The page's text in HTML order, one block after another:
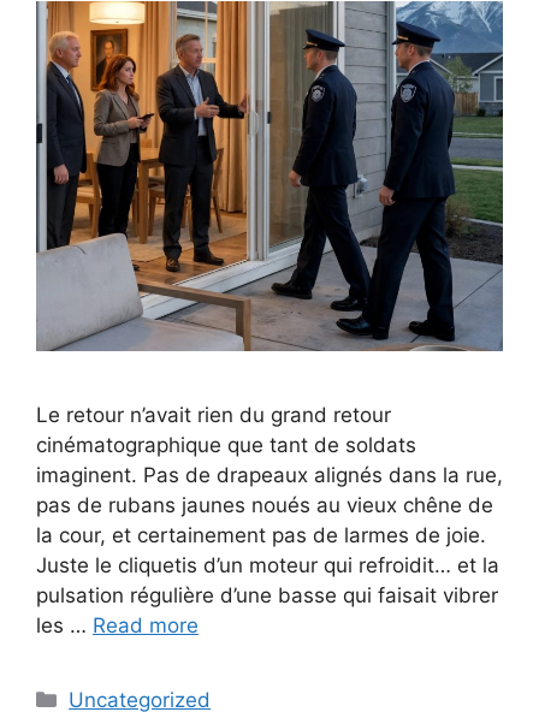
Le retour n’avait rien du grand retour
cinématographique que tant de soldats
imaginent. Pas de drapeaux alignés dans la rue,
pas de rubans jaunes noués au vieux chêne de
la cour, et certainement pas de larmes de joie.
Juste le cliquetis d’un moteur qui refroidit… et la
pulsation régulière d’une basse qui faisait vibrer
les … Read more
Categories
Uncategorized